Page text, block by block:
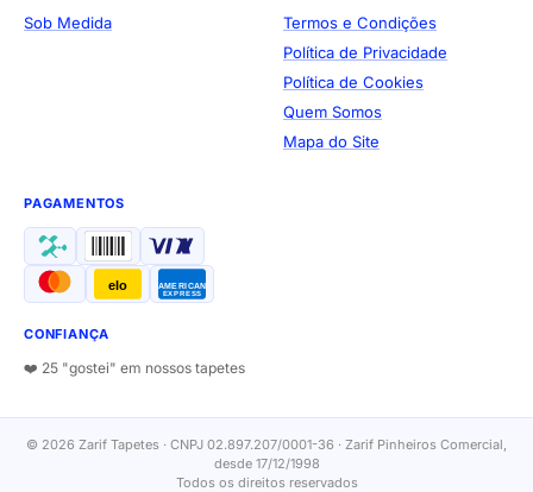
Sob Medida
Termos e Condições
Política de Privacidade
Política de Cookies
Quem Somos
Mapa do Site
PAGAMENTOS
elo AMERICAN
EXPRESS
CONFIANÇA
❤️ 25 "gostei" em nossos tapetes
© 2026 Zarif Tapetes · CNPJ 02.897.207/0001-36 · Zarif Pinheiros Comercial,
desde 17/12/1998
Todos os direitos reservados